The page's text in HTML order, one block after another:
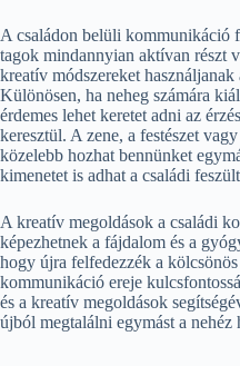
A családon belüli kommunikáció
tagok mindannyian aktívan részt
kreatív módszereket használjanak
Különösen, ha neheg számára
érdemes lehet keretet adni az
keresztül. A zene, a festészet
közelebb hozhat bennünket
kimenetet is adhat a családi
A kreatív megoldások a családi
képezhetnek a fájdalom és a
hogy újra felfedezzék a
kommunikáció ereje
és a kreatív megoldások
újból megtalálni egymást a nehéz